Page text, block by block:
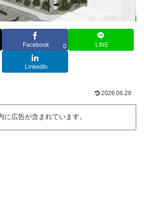
Facebook 0 LINE
LinkedIn
2026.06.28
に広告が含まれています。